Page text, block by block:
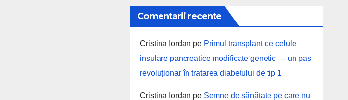
Comentarii recente
Cristina Iordan pe Primul transplant de celule
insulare pancreatice modificate genetic — un pas
revoluționar în tratarea diabetului de tip 1
Cristina Iordan pe Semne de sănătate pe care nu